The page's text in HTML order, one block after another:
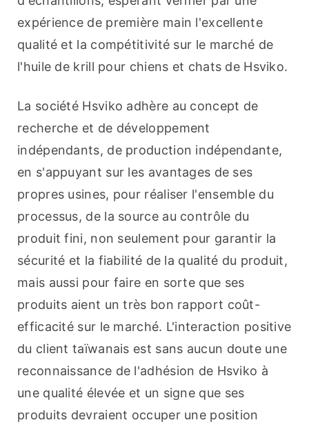
expérience de première main l'excellente
qualité et la compétitivité sur le marché de
l'huile de krill pour chiens et chats de Hsviko.
La société Hsviko adhère au concept de
recherche et de développement
indépendants, de production indépendante,
en s'appuyant sur les avantages de ses
propres usines, pour réaliser l'ensemble du
processus, de la source au contrôle du
produit fini, non seulement pour garantir la
sécurité et la fiabilité de la qualité du produit,
mais aussi pour faire en sorte que ses
produits aient un très bon rapport coût-
efficacité sur le marché. L'interaction positive
du client taïwanais est sans aucun doute une
reconnaissance de l'adhésion de Hsviko à
une qualité élevée et un signe que ses
produits devraient occuper une position